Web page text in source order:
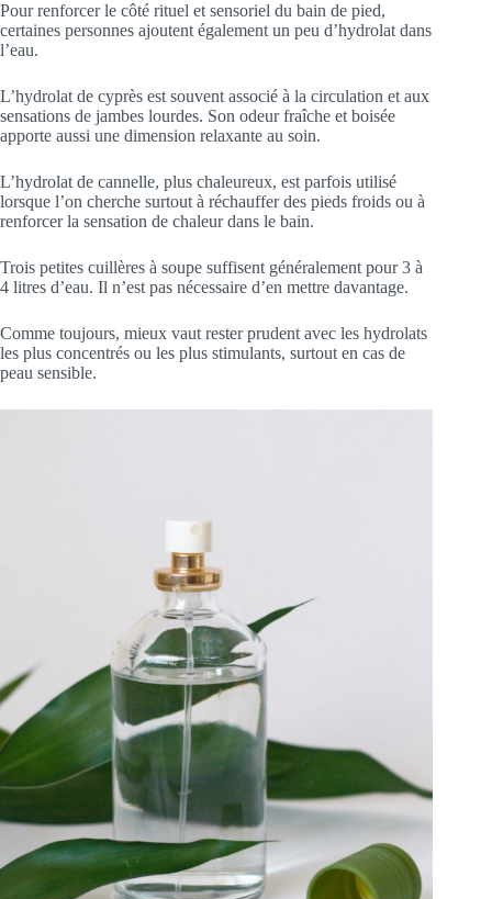
Pour renforcer le côté rituel et sensoriel du bain de pied,
certaines personnes ajoutent également un peu d’hydrolat dans
l’eau.
L’hydrolat de cyprès est souvent associé à la circulation et aux
sensations de jambes lourdes. Son odeur fraîche et boisée
apporte aussi une dimension relaxante au soin.
L’hydrolat de cannelle, plus chaleureux, est parfois utilisé
lorsque l’on cherche surtout à réchauffer des pieds froids ou à
renforcer la sensation de chaleur dans le bain.
Trois petites cuillères à soupe suffisent généralement pour 3 à
4 litres d’eau. Il n’est pas nécessaire d’en mettre davantage.
Comme toujours, mieux vaut rester prudent avec les hydrolats
les plus concentrés ou les plus stimulants, surtout en cas de
peau sensible.